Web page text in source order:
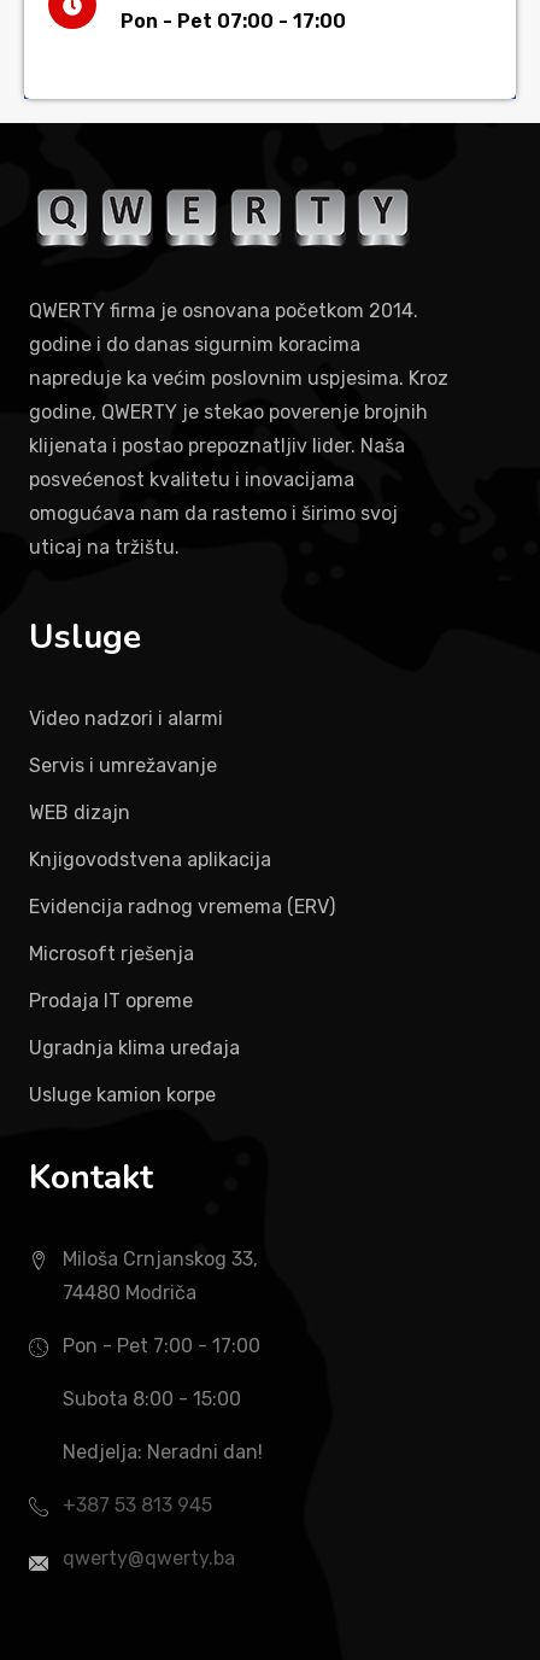
Pon - Pet 07:00 - 17:00
QWERTY firma je osnovana početkom 2014.
godine i do danas sigurnim koracima
napreduje ka većim poslovnim uspjesima. Kroz
godine, QWERTY je stekao poverenje brojnih
klijenata i postao prepoznatljiv lider. Naša
posvećenost kvalitetu i inovacijama
omogućava nam da rastemo i širimo svoj
uticaj na tržištu.
Usluge
Video nadzori i alarmi
Servis i umrežavanje
WEB dizajn
Knjigovodstvena aplikacija
Evidencija radnog vremema (ERV)
Microsoft rješenja
Prodaja IT opreme
Ugradnja klima uređaja
Usluge kamion korpe
Kontakt
Miloša Crnjanskog 33,
74480 Modriča
Pon - Pet 7:00 - 17:00
Subota 8:00 - 15:00
Nedjelja: Neradni dan!
+387 53 813 945
qwerty@qwerty.ba